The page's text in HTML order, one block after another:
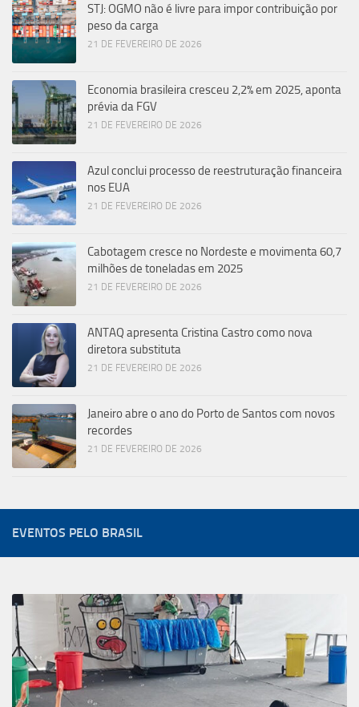
STJ: OGMO não é livre para impor contribuição por
peso da carga
21 DE FEVEREIRO DE 2026
Economia brasileira cresceu 2,2% em 2025, aponta
prévia da FGV
21 DE FEVEREIRO DE 2026
Azul conclui processo de reestruturação financeira
nos EUA
21 DE FEVEREIRO DE 2026
Cabotagem cresce no Nordeste e movimenta 60,7
milhões de toneladas em 2025
21 DE FEVEREIRO DE 2026
ANTAQ apresenta Cristina Castro como nova
diretora substituta
21 DE FEVEREIRO DE 2026
Janeiro abre o ano do Porto de Santos com novos
recordes
21 DE FEVEREIRO DE 2026
EVENTOS PELO BRASIL